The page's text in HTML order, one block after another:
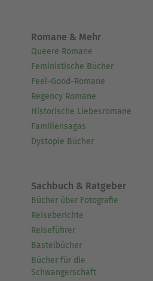
Ausblenden
Romane & Mehr
Queere Romane
Feministische Bücher
Feel-Good-Romane
Regency Romane
Historische Liebesromane
Familiensagas
Dystopie Bücher
Sachbuch & Ratgeber
Bücher über Fotografie
Reiseberichte
Reiseführer
Bastelbücher
Bücher für die
Schwangerschaft